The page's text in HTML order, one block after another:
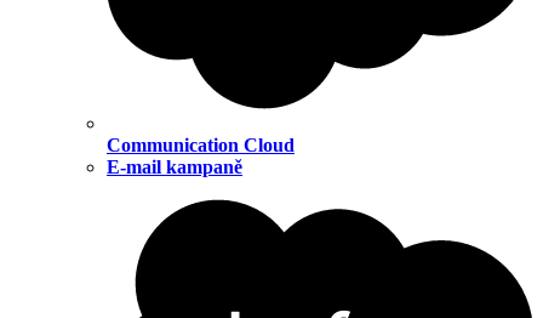
Communication Cloud
E-mail kampaně